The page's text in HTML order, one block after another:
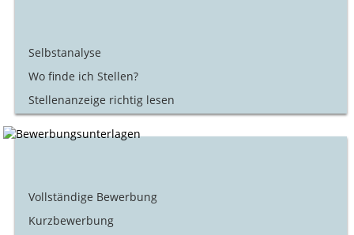
Selbstanalyse
Wo finde ich Stellen?
Stellenanzeige richtig lesen
Vollständige Bewerbung
Kurzbewerbung